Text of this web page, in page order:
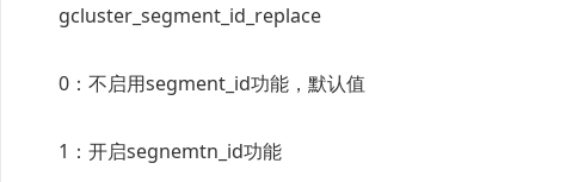
gcluster_segment_id_replace
0：不启用segment_id功能，默认值
1：开启segnemtn_id功能